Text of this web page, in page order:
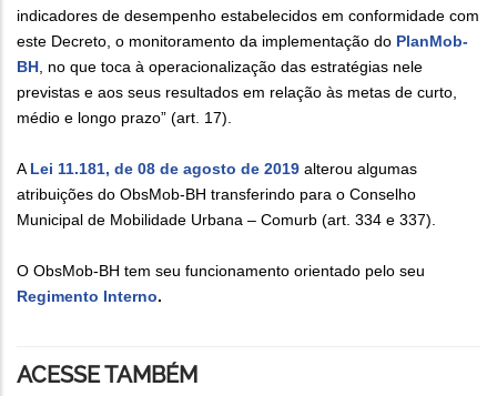
indicadores de desempenho estabelecidos em conformidade com
este Decreto, o monitoramento da implementação do PlanMob-
BH , no que toca à operacionalização das estratégias nele
previstas e aos seus resultados em relação às metas de curto,
médio e longo prazo” (art. 17).
A Lei 11.181, de 08 de agosto de 2019 alterou algumas
atribuições do ObsMob-BH transferindo para o Conselho
Municipal de Mobilidade Urbana – Comurb (art. 334 e 337).
O ObsMob-BH tem seu funcionamento orientado pelo seu
Regimento Interno.
ACESSE TAMBÉM